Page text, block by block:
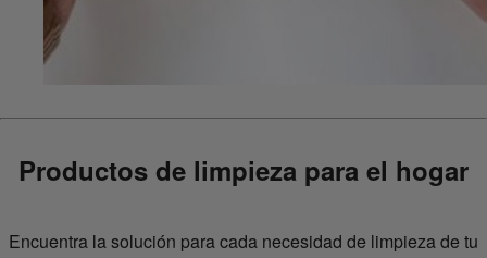
Productos de limpieza para el hogar
Encuentra la solución para cada necesidad de limpieza de tu